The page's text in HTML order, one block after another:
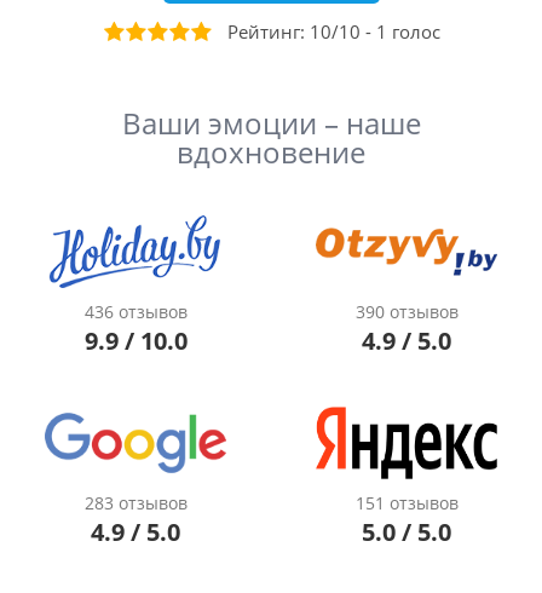
Рейтинг: 10/10 - 1 голос
Ваши эмоции – наше
вдохновение
436 отзывов
9.9 / 10.0
390 отзывов
4.9 / 5.0
283 отзывов
4.9 / 5.0
151 отзывов
5.0 / 5.0